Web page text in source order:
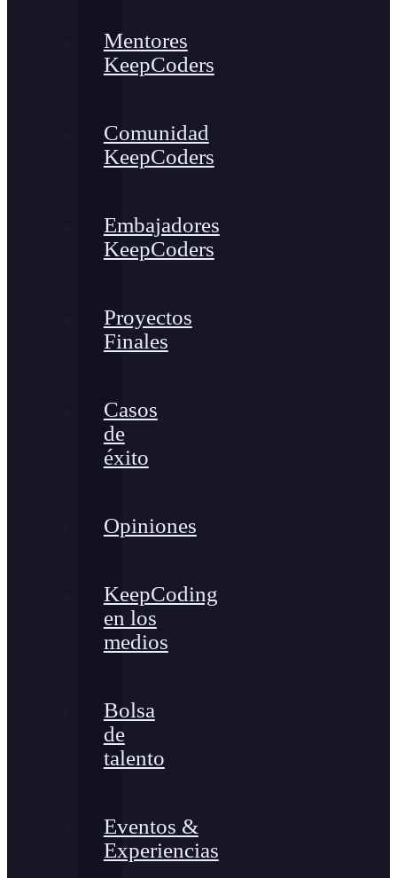
Mentores
KeepCoders
Comunidad
KeepCoders
Embajadores
KeepCoders
Proyectos
Finales
Casos
de
éxito
Opiniones
KeepCoding
en los
medios
Bolsa
de
talento
Eventos &
Experiencias